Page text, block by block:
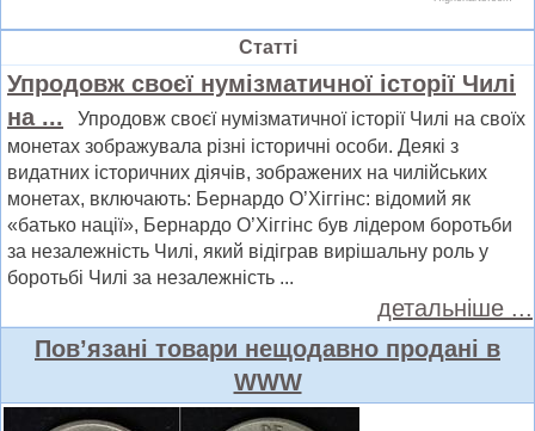
Статті
Упродовж своєї нумізматичної історії Чилі
на ... Упродовж своєї нумізматичної історії Чилі на своїх
монетах зображувала різні історичні особи. Деякі з
видатних історичних діячів, зображених на чилійських
монетах, включають: Бернардо О’Хіггінс: відомий як
«батько нації», Бернардо О’Хіггінс був лідером боротьби
за незалежність Чилі, який відіграв вирішальну роль у
боротьбі Чилі за незалежність ...
детальніше ...
Пов’язані товари нещодавно продані в
WWW